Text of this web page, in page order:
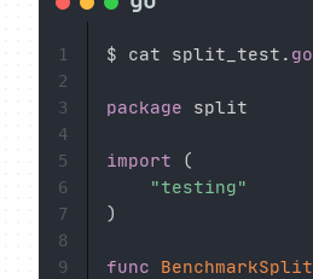
$ cat split_test . go
package split
import
(
"testing"
)
func BenchmarkSplit
1
2
3
4
5
6
7
8
9